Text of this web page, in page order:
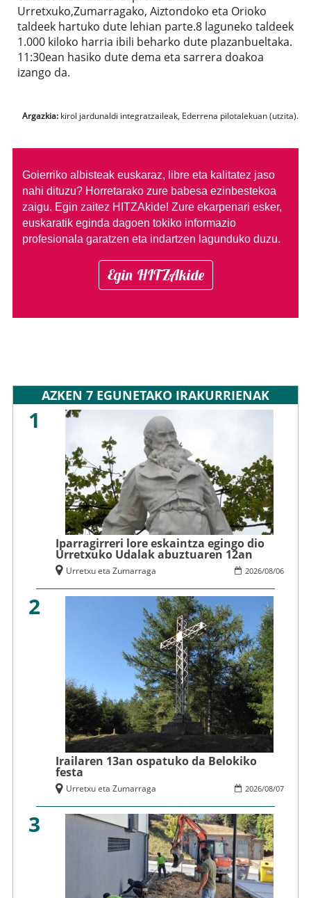
Urretxuko,Zumarragako, Aiztondoko eta Orioko
taldeek hartuko dute lehian parte.8 laguneko taldeek
1.000 kiloko harria ibili beharko dute plazanbueltaka.
11:30ean hasiko dute dema eta sarrera doakoa
izango da.
Argazkia: kirol jardunaldi integratzaileak, Ederrena pilotalekuan (utzita).
Goierriko albisteak euskaraz, libre eta kalitatez jaso
nahi dituzu? Horretarako zure babesa ezinbestekoa
zaigu. Egin zaitez HITZAkide! Zure ekarpenari esker,
euskaratik eginda dagoen tokiko informazio
profesionala garatzen eta indartzen lagunduko duzu.
Egin HITZAkide
AZKEN 7 EGUNETAKO IRAKURRIENAK
1
Iparragirreri lore eskaintza egingo dio
Urretxuko Udalak abuztuaren 12an
2026/08/06
Urretxu eta Zumarraga
2
Irailaren 13an ospatuko da Belokiko
festa
2026/08/07
Urretxu eta Zumarraga
3